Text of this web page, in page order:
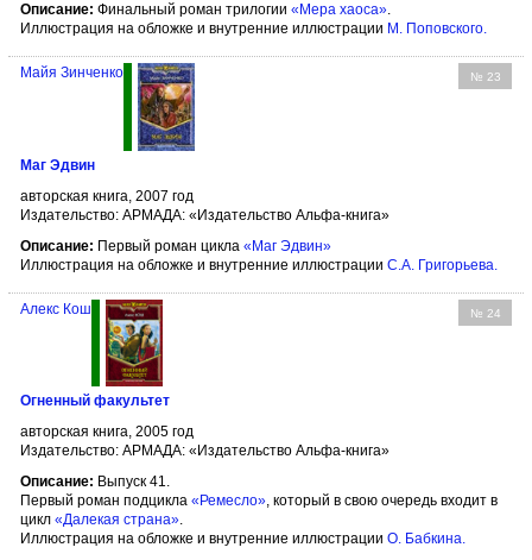
Описание: Финальный роман трилогии «Мера хаоса».
Иллюстрация на обложке и внутренние иллюстрации М. Поповского.
№ 23
Майя Зинченко
Маг Эдвин
авторская книга, 2007 год
Издательство: АРМАДА: «Издательство Альфа-книга»
Описание: Первый роман цикла «Маг Эдвин»
Иллюстрация на обложке и внутренние иллюстрации С.А. Григорьева
№ 24
Алекс Кош
Огненный факультет
авторская книга, 2005 год
Издательство: АРМАДА: «Издательство Альфа-книга»
Описание: Выпуск 41.
Первый роман подцикла «Ремесло», который в свою очередь входит в
цикл «Далекая страна».
Иллюстрация на обложке и внутренние иллюстрации О. Бабкина.